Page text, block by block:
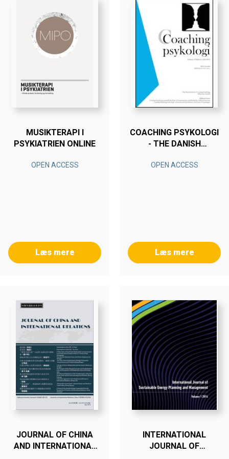
MUSIKTERAPI I
PSYKIATRIEN ONLINE
OPEN ACCESS
Læs mere
COACHING PSYKOLOGI
- THE DANISH
COACHING
OPEN ACCESS
Læs mere
JOURNAL OF CHINA
AND INTERNATIONAL
INTERNATIONAL
JOURNAL OF